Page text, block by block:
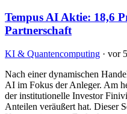
Tempus AI Aktie: 18,6
Partnerschaft
KI & Quantencomputing · vor
Nach einer dynamischen
AI im Fokus der Anleger. Am
der institutionelle Investor
Anteilen veräußert hat. Dieser